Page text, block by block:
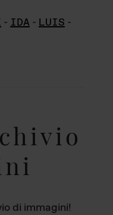
- IDA - LUIS -
di immagini!